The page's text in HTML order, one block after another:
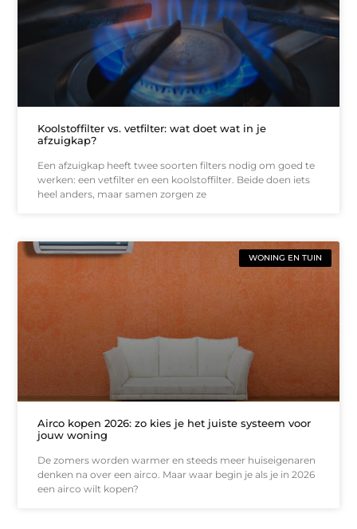
Koolstoffilter vs. vetfilter: wat doet wat in je
afzuigkap?
Een afzuigkap heeft twee soorten filters nodig om goed te
werken: een vetfilter en een koolstoffilter. Beide doen iets
heel anders, maar samen zorgen ze
WONING EN TUIN
Airco kopen 2026: zo kies je het juiste systeem voor
jouw woning
De zomers worden warmer en steeds meer huiseigenaren
denken na over een airco. Maar waar begin je als je in 2026
een airco wilt kopen?